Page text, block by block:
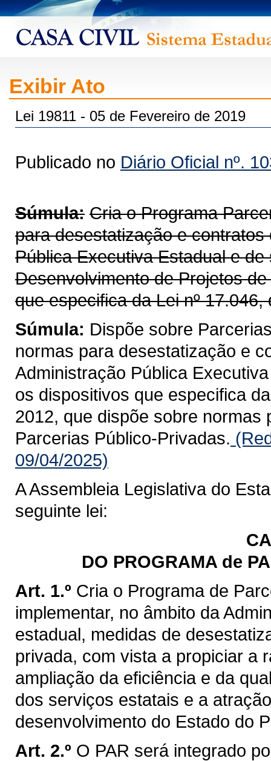
Exibir Ato
Lei 19811 - 05 de Fevereiro de 2019
Publicado no Diário Oficial nº.
Súmula: Cria o Programa
para desestatização e
Pública Executiva Estadual e
Desenvolvimento de Projetos
que especifica da Lei nº
Súmula: Dispõe sobre
normas para desestatização e
Administração Pública
os dispositivos que especifica
2012, que dispõe sobre
Parcerias Público-Privadas.
09/04/2025)
A Assembleia Legislativa do
seguinte lei:
DO PROGRAMA de
Art. 1.º Cria o Programa de
implementar, no âmbito da
estadual, medidas de
privada, com vista a propiciar a
ampliação da eficiência e da
dos serviços estatais e a
desenvolvimento do Estado do
Art. 2.º O PAR será integrado